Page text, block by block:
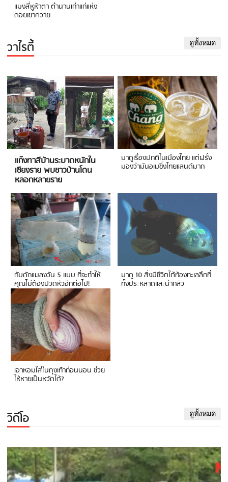
แมงสี่หูห้าตา ตำนานเก่าแก่แห่ง
ดอยเขาควาย
วาไรตี้ ดูทั้งหมด
แก๊งทาสีบ้านระบาดหนักใน
เชียงราย พบชาวบ้านโดน
หลอกหลายราย
มาดูเรื่องปกติในเมืองไทย แต่ฝรั่ง
มองว่ามันอเมซิ่งไทยแลนด์มาก
กับดักแมลงวัน 5 แบบ ที่จะทำให้
คุณไม่ต้องปวดหัวอีกต่อไป!
มาดู 10 สิ่งมีชีวิตใต้ท้องทะเลลึกที่
ทั้งประหลาดและน่ากลัว
เอาหอมใส่ในถุงเท้าก่อนนอน ช่วย
ให้หายเป็นหวัดได้?
วิดีโอ ดูทั้งหมด